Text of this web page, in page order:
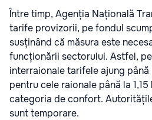
Între timp, Agenția Națională
tarife provizorii, pe fondul
susținând că măsura este
funcționării sectorului. Astfel,
interraionale tarifele ajung până
pentru cele raionale până la
categoria de confort.
sunt temporare.